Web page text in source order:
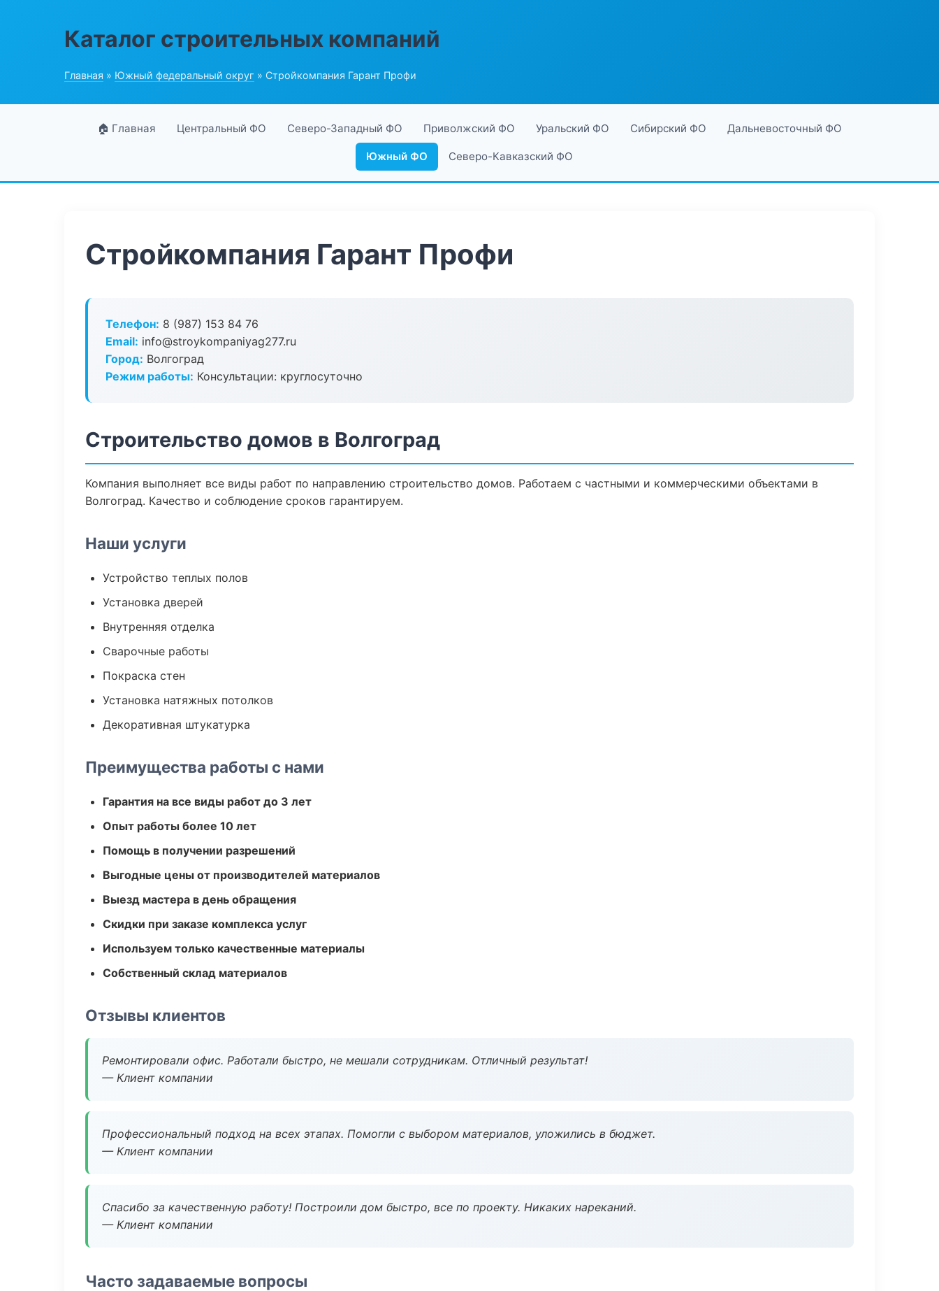
Каталог строительных компаний
Главная » Южный федеральный округ » Стройкомпания Гарант Профи
🏠 Главная Центральный ФО Северо-Западный ФО Приволжский ФО Уральский ФО Сибирский ФО Дальневосточный ФО
Южный ФО Северо-Кавказский ФО
Стройкомпания Гарант Профи
Телефон: 8 (987) 153 84 76
Email: info@stroykompaniyag277.ru
Город: Волгоград
Режим работы: Консультации: круглосуточно
Строительство домов в Волгоград
Компания выполняет все виды работ по направлению строительство домов. Работаем с частными и коммерческими объектами в
Волгоград. Качество и соблюдение сроков гарантируем.
Наши услуги
Устройство теплых полов
Установка дверей
Внутренняя отделка
Сварочные работы
Покраска стен
Установка натяжных потолков
Декоративная штукатурка
Преимущества работы с нами
Гарантия на все виды работ до 3 лет
Опыт работы более 10 лет
Помощь в получении разрешений
Выгодные цены от производителей материалов
Выезд мастера в день обращения
Скидки при заказе комплекса услуг
Используем только качественные материалы
Собственный склад материалов
Отзывы клиентов
Ремонтировали офис. Работали быстро, не мешали сотрудникам. Отличный результат!
— Клиент компании
Профессиональный подход на всех этапах. Помогли с выбором материалов, уложились в бюджет.
— Клиент компании
Спасибо за качественную работу! Построили дом быстро, все по проекту. Никаких нареканий.
— Клиент компании
Часто задаваемые вопросы